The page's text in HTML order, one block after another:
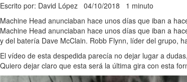
Escrito por: David López 04/10/2018 1 minuto
Machine Head anunciaban hace unos días que iban a
Machine Head anunciaban hace unos días que iban a
y del batería Dave McClain. Robb Flynn, líder del grupo,
El vídeo de esta despedida parecía no dejar lugar a
Quiero dejar claro que esta será la última gira con esta